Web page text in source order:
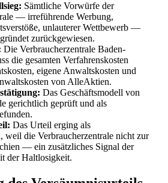
Sämtliche Vorwürfe der
— irreführende Werbung,
unlauterer Wettbewerb —
zurückgewiesen.
Die Verbraucherzentrale Baden-
die gesamten Verfahrenskosten
eigene Anwaltskosten und
von AlleAktien.
Das Geschäftsmodell von
gerichtlich geprüft und als
Das Urteil erging als
weil die Verbraucherzentrale nicht zur
— ein zusätzliches Signal der
der Haltlosigkeit.